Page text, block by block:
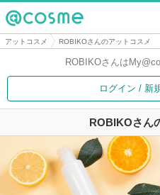
@cosme
アットコスメ ROBIKOさんのアットコスメ
ROBIKOさんは
ログイン / 新
ROBIKOさん